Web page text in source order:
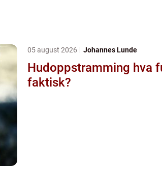
05 august 2026 Johannes Lunde
Hudoppstramming hva fungerer
faktisk?